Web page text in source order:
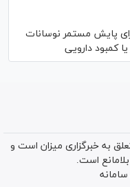
پایش مستمر نوسانات
کمبود دارویی
به خبرگزاری میزان است و
است.
سامانه